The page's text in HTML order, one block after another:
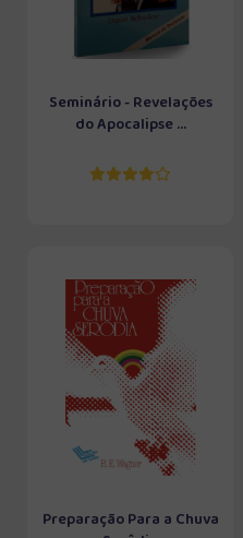
Seminário - Revelações
do Apocalipse ...
Preparação Para a Chuva